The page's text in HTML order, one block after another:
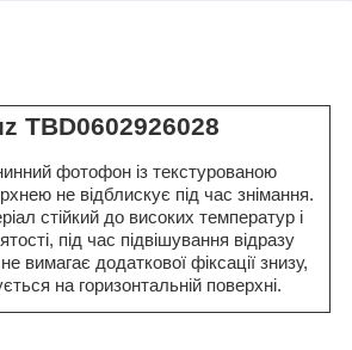
TBD0602926028
фотофон із текстурованою
не відблискує під час знімання.
стійкий до високих температур і
під час підвішування відразу
вимагає додаткової фіксації знизу,
на горизонтальній поверхні.